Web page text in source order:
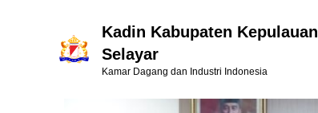
Kadin Kabupaten Kepulauan
Selayar
Kamar Dagang dan Industri Indonesia